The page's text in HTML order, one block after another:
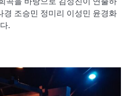
경 조승민 정미리 이성민 윤경화
.